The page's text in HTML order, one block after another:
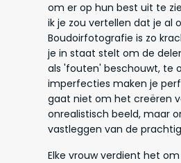
om er op hun best uit te
ik je zou vertellen dat je al
Boudoirfotografie is zo
je in staat stelt om de
als 'fouten' beschouwt, te
imperfecties maken je
gaat niet om het creëren
onrealistisch beeld, maar
vastleggen van de
Elke vrouw verdient het